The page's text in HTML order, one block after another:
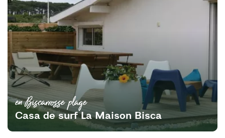
en Biscarrosse plage
Casa de surf La Maison Bisca